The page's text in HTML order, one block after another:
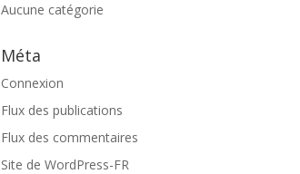
Aucune catégorie
Méta
Connexion
Flux des publications
Flux des commentaires
Site de WordPress-FR